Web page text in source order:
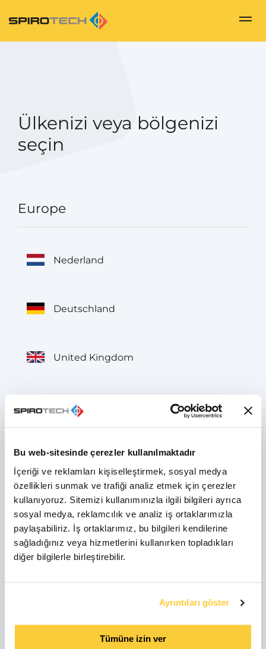
Bu web-sitesinde çerezler kullanılmaktadır
İçeriği ve reklamları kişiselleştirmek, sosyal medya
özellikleri sunmak ve trafiği analiz etmek için çerezler
kullanıyoruz. Sitemizi kullanımınızla ilgili bilgileri ayrıca
sosyal medya, reklamcılık ve analiz iş ortaklarımızla
paylaşabiliriz. İş ortaklarımız, bu bilgileri kendilerine
sağladığınız veya hizmetlerini kullanırken topladıkları
diğer bilgilerle birleştirebilir.
Ayrıntıları göster
Tümüne izin ver
Ülkenizi veya bölgenizi
seçin
Europe
Nederland
Deutschland
United Kingdom
België
Belgique
France
Italia